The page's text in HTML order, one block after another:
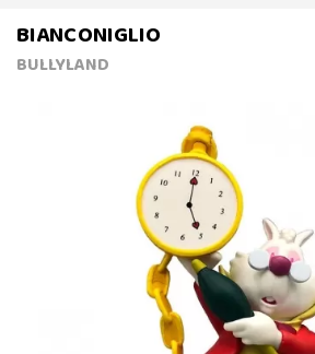
BIANCONIGLIO
BULLYLAND